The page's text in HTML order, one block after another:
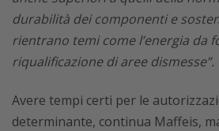
durabilità dei componenti e
rientrano temi come l’energia da
riqualificazione di aree dismesse”.
Avere tempi certi per le
determinante, continua Maffeis,